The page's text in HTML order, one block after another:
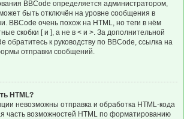
BBCode определяется администратором,
быть отключён на уровне сообщения в
BBCode очень похож на HTML, но теги в нём
скобки [ и ], а не в < и >. За дополнительной
обратитесь к руководству по BBCode, ссылка на
отправки сообщений.
HTML?
невозможны отправка и обработка HTML-кода
часть возможностей HTML по форматированию